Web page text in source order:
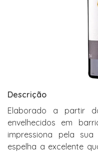
Descrição
Elaborado a partir
envelhecidos em
impressiona pela
espelha a excelente